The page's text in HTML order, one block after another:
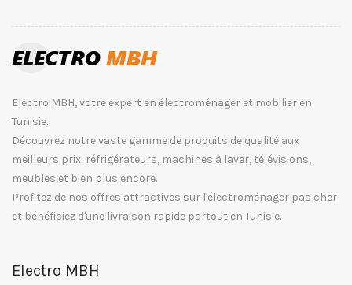
Electro MBH, votre expert en électroménager et mobilier en
Tunisie.
Découvrez notre vaste gamme de produits de qualité aux
meilleurs prix: réfrigérateurs, machines à laver, télévisions,
meubles et bien plus encore.
Profitez de nos offres attractives sur l'électroménager pas cher
et bénéficiez d'une livraison rapide partout en Tunisie.
Electro MBH